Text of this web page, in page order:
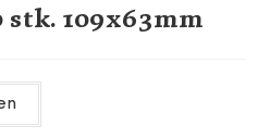
109x63mm